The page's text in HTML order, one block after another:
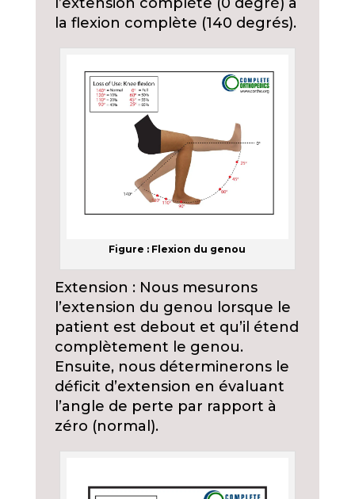
la flexion complète (140 degrés).
Figure : Flexion du genou
Extension : Nous mesurons
l’extension du genou lorsque le
patient est debout et qu’il étend
complètement le genou.
Ensuite, nous déterminerons le
déficit d’extension en évaluant
l’angle de perte par rapport à
zéro (normal).